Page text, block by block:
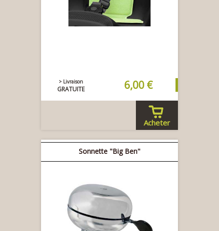
> Livraison
GRATUITE 6,00 €
Acheter
Sonnette "Big Ben"